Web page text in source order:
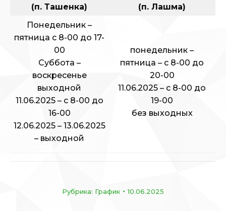
(п. Ташенка)
(п. Лашма)
Понедельник –
пятница с 8-00 до 17-
00
Суббота –
воскресенье
выходной
11.06.2025 – с 8-00 до
16-00
12.06.2025 – 13.06.2025
– выходной
понедельник –
пятница – с 8-00 до
20-00
11.06.2025 – с 8-00 до
19-00
без выходных
Рубрика: График 10.06.2025